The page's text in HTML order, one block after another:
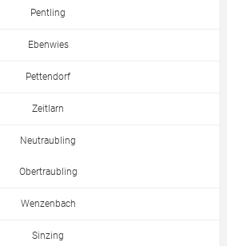
Pentling
Ebenwies
Pettendorf
Zeitlarn
Neutraubling
Obertraubling
Wenzenbach
Sinzing